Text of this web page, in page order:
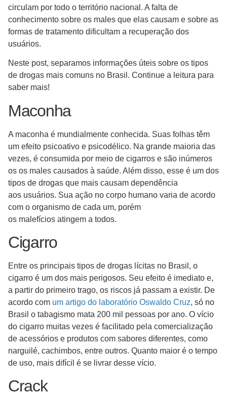
circulam por todo o território nacional. A falta de
conhecimento sobre os males que elas causam e sobre as
formas de tratamento dificultam a recuperação dos
usuários.
Neste post, separamos informações úteis sobre os tipos
de drogas mais comuns no Brasil. Continue a leitura para
saber mais!
Maconha
A maconha é mundialmente conhecida. Suas folhas têm
um efeito psicoativo e psicodélico. Na grande maioria das
vezes, é consumida por meio de cigarros e são inúmeros
os os males causados à saúde. Além disso, esse é um dos
tipos de drogas que mais causam dependência
aos usuários. Sua ação no corpo humano varia de acordo
com o organismo de cada um, porém
os malefícios atingem a todos.
Cigarro
Entre os principais tipos de drogas lícitas no Brasil, o
cigarro é um dos mais perigosos. Seu efeito é imediato e,
a partir do primeiro trago, os riscos já passam a existir. De
acordo com um artigo do laboratório Oswaldo Cruz, só no
Brasil o tabagismo mata 200 mil pessoas por ano. O vício
do cigarro muitas vezes é facilitado pela comercialização
de acessórios e produtos com sabores diferentes, como
narguilé, cachimbos, entre outros. Quanto maior é o tempo
de uso, mais difícil é se livrar desse vício.
Crack